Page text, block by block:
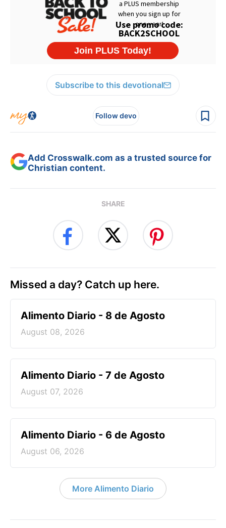
Subscribe to this devotional
Follow devo
Add Crosswalk.com as a trusted source for
Christian content.
SHARE
Missed a day? Catch up here.
Alimento Diario - 8 de Agosto
August 08, 2026
Alimento Diario - 7 de Agosto
August 07, 2026
Alimento Diario - 6 de Agosto
August 06, 2026
More Alimento Diario